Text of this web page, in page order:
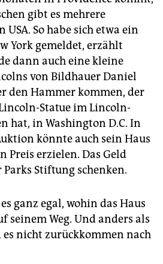
gibt es mehrere
So habe sich etwa ein
York gemeldet, erzählt
dann auch eine kleine
von Bildhauer Daniel
den Hammer kommen, der
Statue im Lincoln-
hat, in Washington D.C. In
könnte auch sein Haus
Preis erzielen. Das Geld
Stiftung schenken.
ganz egal, wohin das Haus
seinem Weg. Und anders als
es nicht zurückkommen nach